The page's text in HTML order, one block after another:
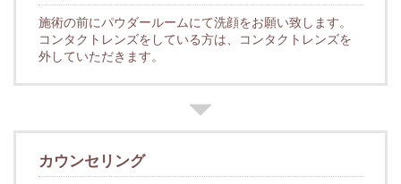
施術の前にパウダールームにて洗顔をお願い致します。
コンタクトレンズをしている方は、コンタクトレンズを
外していただきます。
カウンセリング